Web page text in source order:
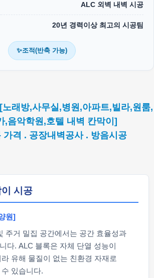
ALC 외벽 내벽 시공
20년 경력이상 최고의 시공팀
✨조적(반축 가능)
래방,사무실,병원,아파트,빌라,원룸,
,음악학원,호텔 내벽 칸막이]
가격 . 공장내벽공사 . 방음시공
시공
원]
주거 밀집 공간에서는 공간 효율성과
다. ALC 블록은 자체 단열 성능이
유해 물질이 없는 친환경 자재로
있습니다.